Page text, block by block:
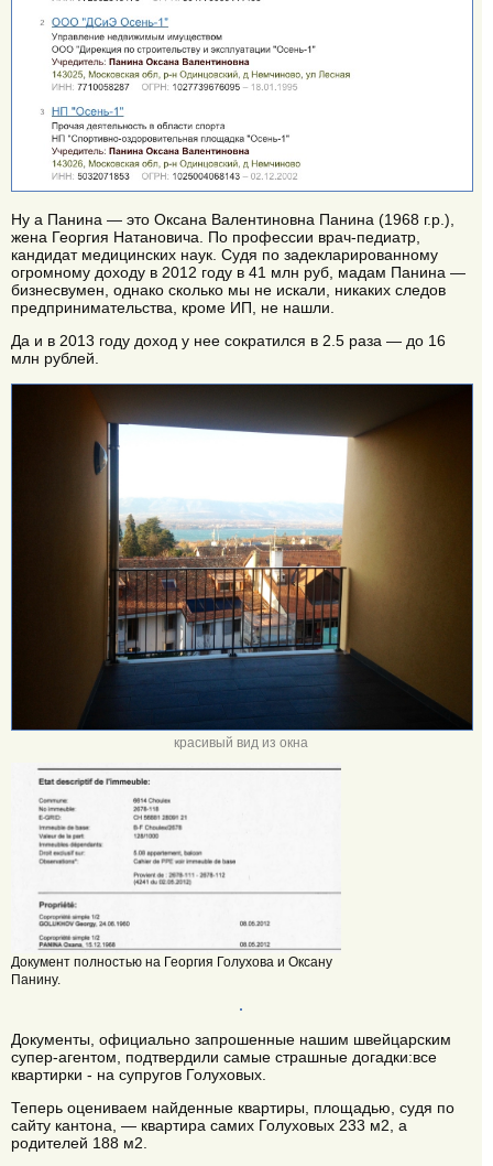
Ну а Панина — это Оксана Валентиновна Панина (1968 г.р.),
жена Георгия Натановича. По профессии врач-педиатр,
кандидат медицинских наук. Судя по задекларированному
огромному доходу в 2012 году в 41 млн руб, мадам Панина —
бизнесвумен, однако сколько мы не искали, никаких следов
предпринимательства, кроме ИП, не нашли.
Да и в 2013 году доход у нее сократился в 2.5 раза — до 16
млн рублей.
красивый вид из окна
Документ полностью на Георгия Голухова и Оксану
Панину.
Документы, официально запрошенные нашим швейцарским
супер-агентом, подтвердили самые страшные догадки:все
квартирки - на супругов Голуховых.
Теперь оцениваем найденные квартиры, площадью, судя по
сайту кантона, — квартира самих Голуховых 233 м2, а
родителей 188 м2.